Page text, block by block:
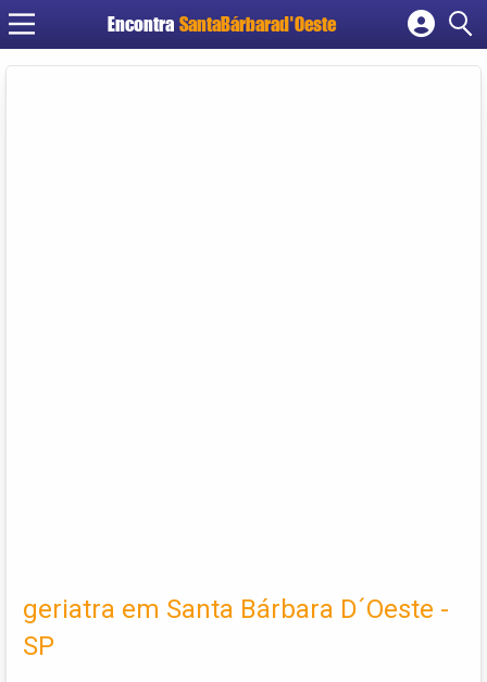
Encontra SantaBárbarad'Oeste
Cadastrar empresa
geriatra em Santa Bárbara D´Oeste -
SP